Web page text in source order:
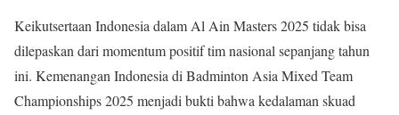
Keikutsertaan Indonesia dalam Al Ain Masters 2025 tidak bisa
dilepaskan dari momentum positif tim nasional sepanjang tahun
ini. Kemenangan Indonesia di Badminton Asia Mixed Team
Championships 2025 menjadi bukti bahwa kedalaman skuad